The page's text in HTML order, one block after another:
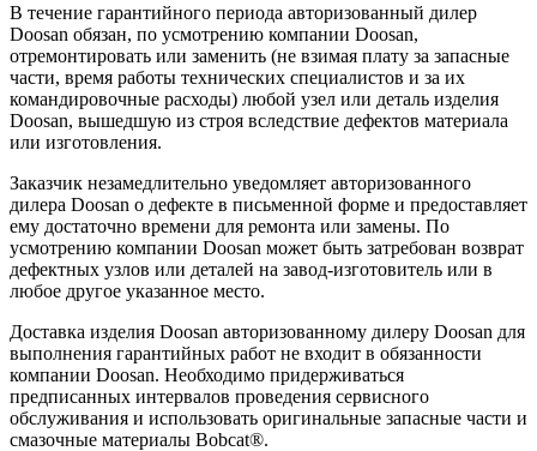
В течение гарантийного периода авторизованный дилер
Doosan обязан, по усмотрению компании Doosan,
отремонтировать или заменить (не взимая плату за запасные
части, время работы технических специалистов и за их
командировочные расходы) любой узел или деталь изделия
Doosan, вышедшую из строя вследствие дефектов материала
или изготовления.
Заказчик незамедлительно уведомляет авторизованного
дилера Doosan о дефекте в письменной форме и предоставляет
ему достаточно времени для ремонта или замены. По
усмотрению компании Doosan может быть затребован возврат
дефектных узлов или деталей на завод-изготовитель или в
любое другое указанное место.
Доставка изделия Doosan авторизованному дилеру Doosan для
выполнения гарантийных работ не входит в обязанности
компании Doosan. Необходимо придерживаться
предписанных интервалов проведения сервисного
обслуживания и использовать оригинальные запасные части и
смазочные материалы Bobcat®.